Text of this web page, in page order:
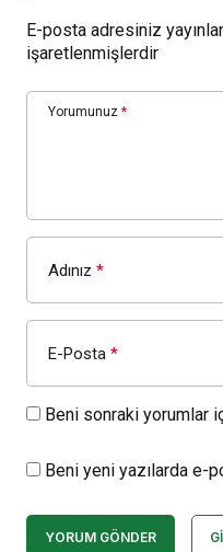
E-posta adresiniz
işaretlenmişlerdir
Yorumunuz *
Adınız *
E-Posta *
Beni sonraki yorumlar
Beni yeni yazılarda e-
YORUM GÖNDER